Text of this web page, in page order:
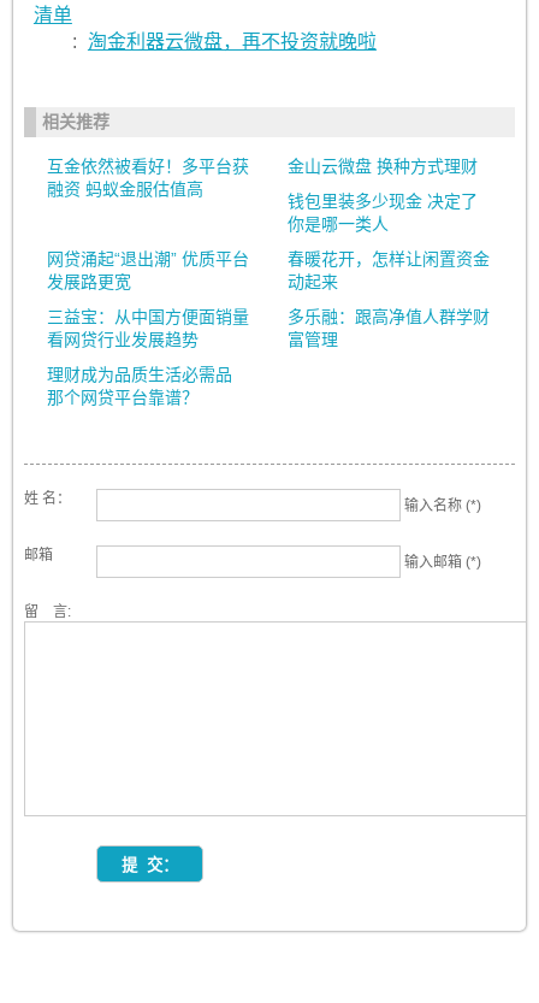
清单
: 淘金利器云微盘，再不投资就晚啦
相关推荐
互金依然被看好！多平台获
融资 蚂蚁金服估值高
金山云微盘 换种方式理财
钱包里装多少现金 决定了
你是哪一类人
网贷涌起“退出潮” 优质平台
发展路更宽
春暖花开，怎样让闲置资金
动起来
三益宝：从中国方便面销量
看网贷行业发展趋势
多乐融：跟高净值人群学财
富管理
理财成为品质生活必需品
那个网贷平台靠谱？
姓 名： 输入名称 (*)
邮箱 输入邮箱 (*)
留 言: